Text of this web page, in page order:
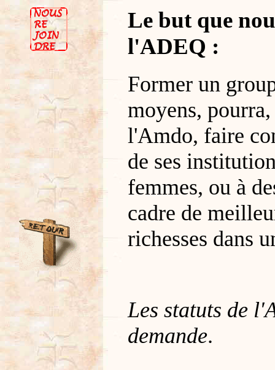
Le but que
l'ADEQ :
Former un
moyens,
l'Amdo, faire
de ses
femmes, ou à
cadre de
richesses dans
Les statuts de
demande.